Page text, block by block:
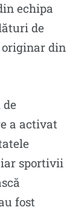
echipa
de
originar din
a activat
iar sportivii
fost